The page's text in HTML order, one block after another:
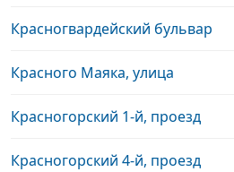
Красногвардейский бульвар
Красного Маяка, улица
Красногорский 1-й, проезд
Красногорский 4-й, проезд